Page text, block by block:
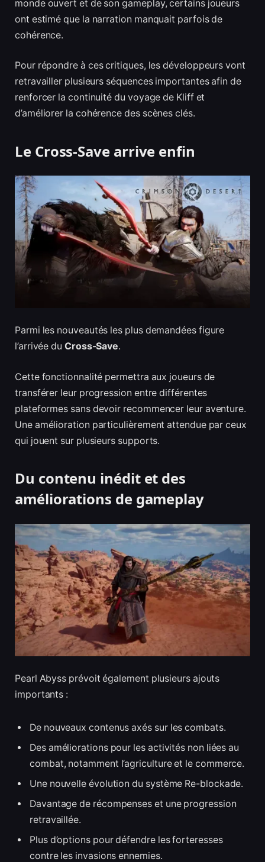
monde ouvert et de son gameplay, certains joueurs
ont estimé que la narration manquait parfois de
cohérence.
Pour répondre à ces critiques, les développeurs vont
retravailler plusieurs séquences importantes afin de
renforcer la continuité du voyage de Kliff et
d’améliorer la cohérence des scènes clés.
Le Cross-Save arrive enfin
Parmi les nouveautés les plus demandées figure
l’arrivée du Cross-Save.
Cette fonctionnalité permettra aux joueurs de
transférer leur progression entre différentes
plateformes sans devoir recommencer leur aventure.
Une amélioration particulièrement attendue par ceux
qui jouent sur plusieurs supports.
Du contenu inédit et des
améliorations de gameplay
Pearl Abyss prévoit également plusieurs ajouts
importants :
De nouveaux contenus axés sur les combats.
Des améliorations pour les activités non liées au
combat, notamment l’agriculture et le commerce.
Une nouvelle évolution du système Re-blockade.
Davantage de récompenses et une progression
retravaillée.
Plus d’options pour défendre les forteresses
contre les invasions ennemies.